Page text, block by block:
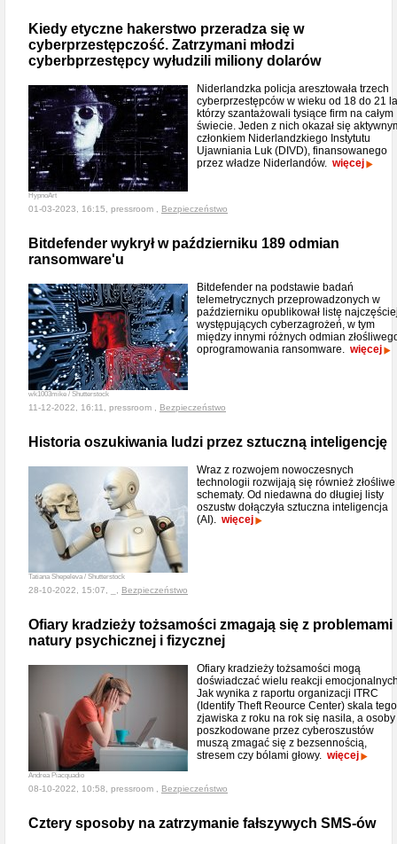
Kiedy etyczne hakerstwo przeradza się w
cyberprzestępczość. Zatrzymani młodzi
cyberbprzestępcy wyłudzili miliony dolarów
HypnoArt
Niderlandzka policja aresztowała trzech
cyberprzestępców w wieku od 18 do 21
którzy szantażowali tysiące firm na całym
świecie. Jeden z nich okazał się
członkiem Niderlandzkiego Instytutu
Ujawniania Luk (DIVD), finansowanego
przez władze Niderlandów. więcej
01-03-2023, 16:15, pressroom , Bezpieczeństwo
Bitdefender wykrył w październiku 189 odmian
ransomware'u
wk1003mike / Shutterstock
Bitdefender na podstawie badań
telemetrycznych przeprowadzonych w
październiku opublikował listę
występujących cyberzagrożeń, w tym
między innymi różnych odmian
oprogramowania ransomware. więcej
11-12-2022, 16:11, pressroom , Bezpieczeństwo
Historia oszukiwania ludzi przez sztuczną inteligencję
Tatiana Shepeleva / Shutterstock
Wraz z rozwojem nowoczesnych
technologii rozwijają się również złośliwe
schematy. Od niedawna do długiej listy
oszustw dołączyła sztuczna inteligencja
(AI). więcej
28-10-2022, 15:07, _, Bezpieczeństwo
Ofiary kradzieży tożsamości zmagają się z problemami
natury psychicznej i fizycznej
Andrea Piacquadio
Ofiary kradzieży tożsamości mogą
doświadczać wielu reakcji
Jak wynika z raportu organizacji ITRC
(Identify Theft Reource Center) skala tego
zjawiska z roku na rok się nasila, a osoby
poszkodowane przez cyberoszustów
muszą zmagać się z bezsennością,
stresem czy bólami głowy. więcej
08-10-2022, 10:58, pressroom , Bezpieczeństwo
Cztery sposoby na zatrzymanie fałszywych SMS-ów